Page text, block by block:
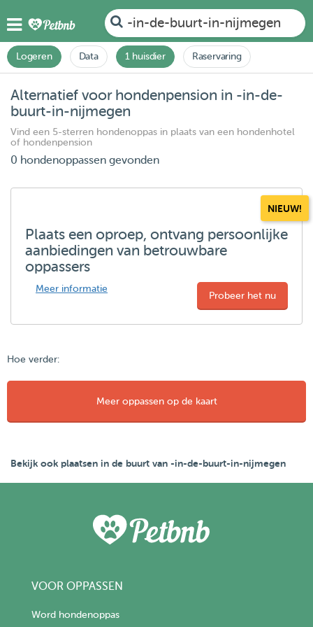
-in-de-buurt-in-nijmegen
Logeren Data 1 huisdier Raservaring
Alternatief voor hondenpension in -in-de-
buurt-in-nijmegen
Vind een 5-sterren hondenoppas in plaats van een hondenhotel
of hondenpension
0 hondenoppassen gevonden
NIEUW!
Plaats een oproep, ontvang persoonlijke
aanbiedingen van betrouwbare
oppassers
Meer informatie
Probeer het nu
Hoe verder:
Meer oppassen op de kaart
Bekijk ook plaatsen in de buurt van -in-de-buurt-in-nijmegen
VOOR OPPASSEN
Word hondenoppas